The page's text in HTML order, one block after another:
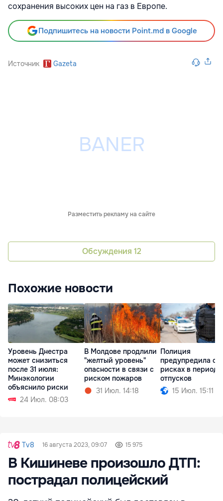
сохранения высоких цен на газ в Европе.
Подпишитесь на новости Point.md в Google
Источник Gazeta
Разместить рекламу на сайте
Обсуждения 12
Похожие новости
Уровень Днестра
может снизиться
после 31 июля:
Минэкологии
объяснило риски
24 Июл. 08:03
В Молдове продлили
"желтый уровень"
опасности в связи с
риском пожаров
31 Июл. 14:18
Полиция
предупредила о
рисках в период
отпусков
15 Июл. 15:11
Tv8 16 августа 2023, 09:07 15 975
В Кишиневе произошло ДТП:
пострадал полицейский